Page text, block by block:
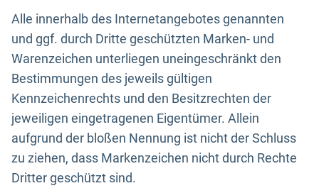
Alle innerhalb des Internetangebotes genannten
und ggf. durch Dritte geschützten Marken- und
Warenzeichen unterliegen uneingeschränkt den
Bestimmungen des jeweils gültigen
Kennzeichenrechts und den Besitzrechten der
jeweiligen eingetragenen Eigentümer. Allein
aufgrund der bloßen Nennung ist nicht der Schluss
zu ziehen, dass Markenzeichen nicht durch Rechte
Dritter geschützt sind.